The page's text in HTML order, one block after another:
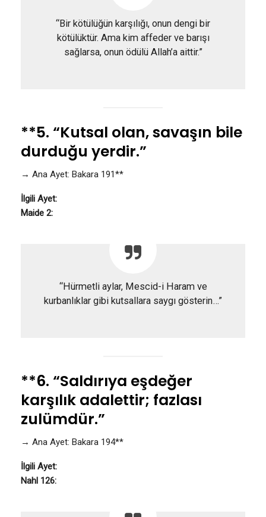
“Bir kötülüğün karşılığı, onun dengi bir
kötülüktür. Ama kim affeder ve barışı
sağlarsa, onun ödülü Allah’a aittir.”
**5. “Kutsal olan, savaşın bile
durduğu yerdir.”
→ Ana Ayet: Bakara 191**
İlgili Ayet:
Maide 2:
“Hürmetli aylar, Mescid-i Haram ve
kurbanlıklar gibi kutsallara saygı gösterin…”
**6. “Saldırıya eşdeğer
karşılık adalettir; fazlası
zulümdür.”
→ Ana Ayet: Bakara 194**
İlgili Ayet:
Nahl 126: